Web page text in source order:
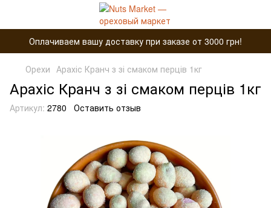
Оплачиваем вашу доставку при заказе от 3000 грн!
Орехи Арахіс Кранч з зі смаком перців 1кг
Арахіс Кранч з зі смаком перців 1кг
Артикул: 2780 Оставить отзыв